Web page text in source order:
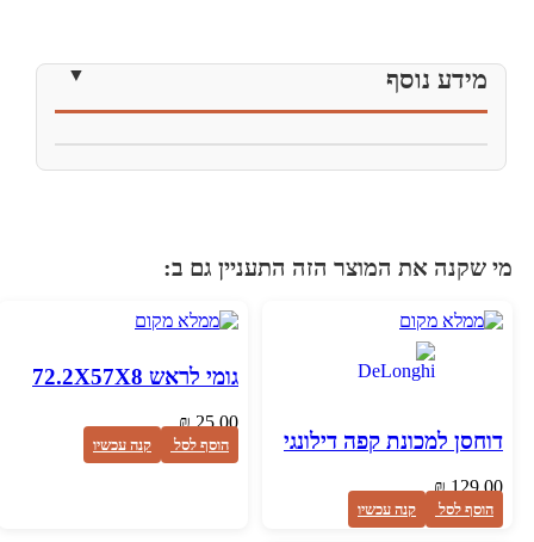
שקנה את המוצר הזה התעניין גם ב:
דוחסן למכונת קפה דילונגי
₪129.00
הוסף לסל קנה עכשיו
גומי לראש 72.2X57X8
₪25.00
הוסף לסל קנה עכשיו
מידע נוסף